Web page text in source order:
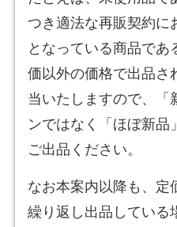
つき適法な再販契約に
となっている商品であ
価以外の価格で出品さ
当いたしますので、「
ンではなく「ほぼ新品
ご出品ください。
なお本案内以降も、定
繰り返し出品している